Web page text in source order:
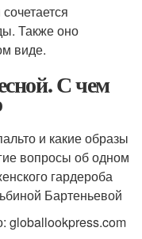
Также оно
виде.
С чем
и какие образы
вопросы об одном
гардероба
Бартеньевой
globallookpress.com